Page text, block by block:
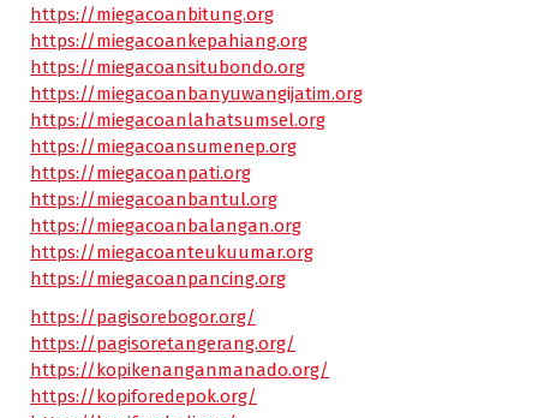
https://miegacoanbitung.org
https://miegacoankepahiang.org
https://miegacoansitubondo.org
https://miegacoanbanyuwangijatim.org
https://miegacoanlahatsumsel.org
https://miegacoansumenep.org
https://miegacoanpati.org
https://miegacoanbantul.org
https://miegacoanbalangan.org
https://miegacoanteukuumar.org
https://miegacoanpancing.org
https://pagisorebogor.org/
https://pagisoretangerang.org/
https://kopikenanganmanado.org/
https://kopiforedepok.org/